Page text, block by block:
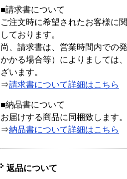
■請求書について
ご注文時に希望されたお客様に
しております。
尚、請求書は、営業時間内での
かかる場合等）によりましては
ざいます。
⇒請求書について詳細はこちら
■納品書について
お届けする商品に同梱致します。
⇒納品書について詳細はこちら
返品について